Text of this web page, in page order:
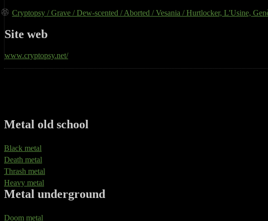
Cryptopsy / Grave / Dew-scented / Aborted / Vesania / Hurtlocker, L'Usine,
Site web
www.cryptopsy.net/
Metal old school
Black metal
Death metal
Thrash metal
Heavy metal
Metal underground
Doom metal